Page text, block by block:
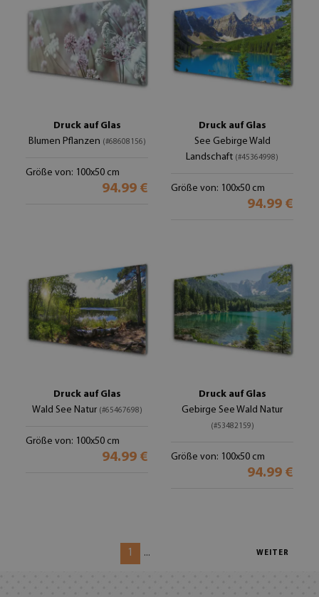
Druck auf Glas
Blumen Pflanzen (#68608156)
Größe von: 100x50 cm
94.99 €
Druck auf Glas
See Gebirge Wald
Landschaft (#45364998)
Größe von: 100x50 cm
94.99 €
Druck auf Glas
Wald See Natur (#65467698)
Größe von: 100x50 cm
94.99 €
Druck auf Glas
Gebirge See Wald Natur
(#53482159)
Größe von: 100x50 cm
94.99 €
1 ... WEITER